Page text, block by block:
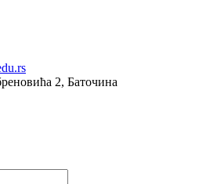
2, Баточина